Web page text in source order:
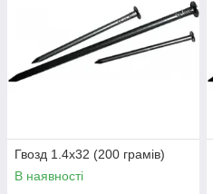
Гвозд 1.4х32 (200 грамів)
В наявності